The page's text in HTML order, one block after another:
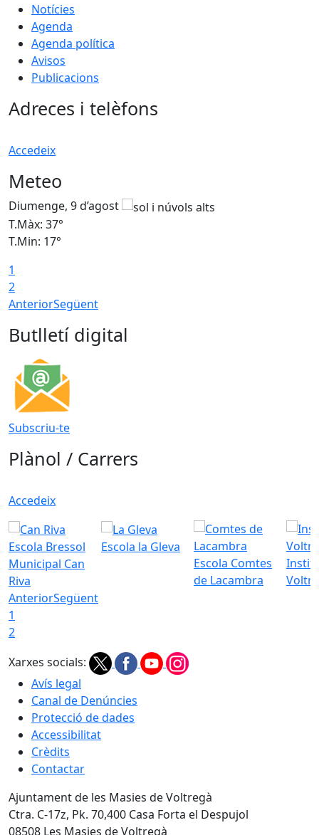
Notícies
Agenda
Agenda política
Avisos
Publicacions
Adreces i telèfons
Accedeix
Meteo
Diumenge, 9 d’agost
T.Màx: 37°
T.Min: 17°
1
2
AnteriorSegüent
Butlletí digital
Subscriu-te
Plànol / Carrers
Accedeix
Escola Bressol
Municipal Can
Riva
Escola la Gleva
Escola Comtes
de Lacambra
AnteriorSegüent
1
2
Xarxes socials:
Avís legal
Canal de Denúncies
Protecció de dades
Accessibilitat
Crèdits
Contactar
Ajuntament de les Masies de Voltregà
Ctra. C-17z, Pk. 70,400 Casa Forta el Despujol
08508 Les Masies de Voltregà